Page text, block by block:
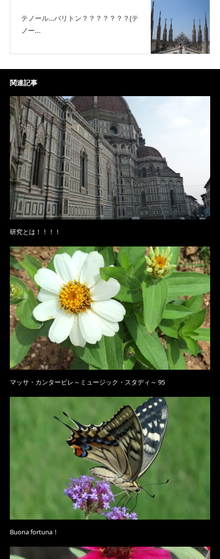
テノール…バリトン？？？？？？？(テ
ノー...
関連記事
研究とは！！！！
マッサ・カンタービレ～ミュージック・スタディ～ 95
Buona fortuna！